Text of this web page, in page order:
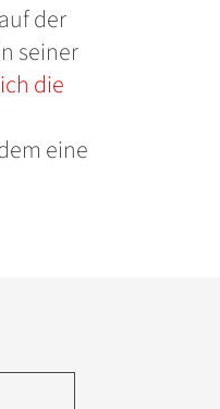
der
seiner
die
eine